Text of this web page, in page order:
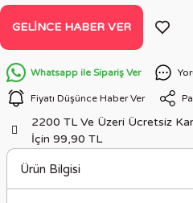
GELINCE HABER VER
Whatsapp ile Sipariş Ver
Fiyatı Düşünce Haber Ver
2200 TL Ve Üzeri Ücretsiz
İçin 99,90 TL
Ürün Bilgisi